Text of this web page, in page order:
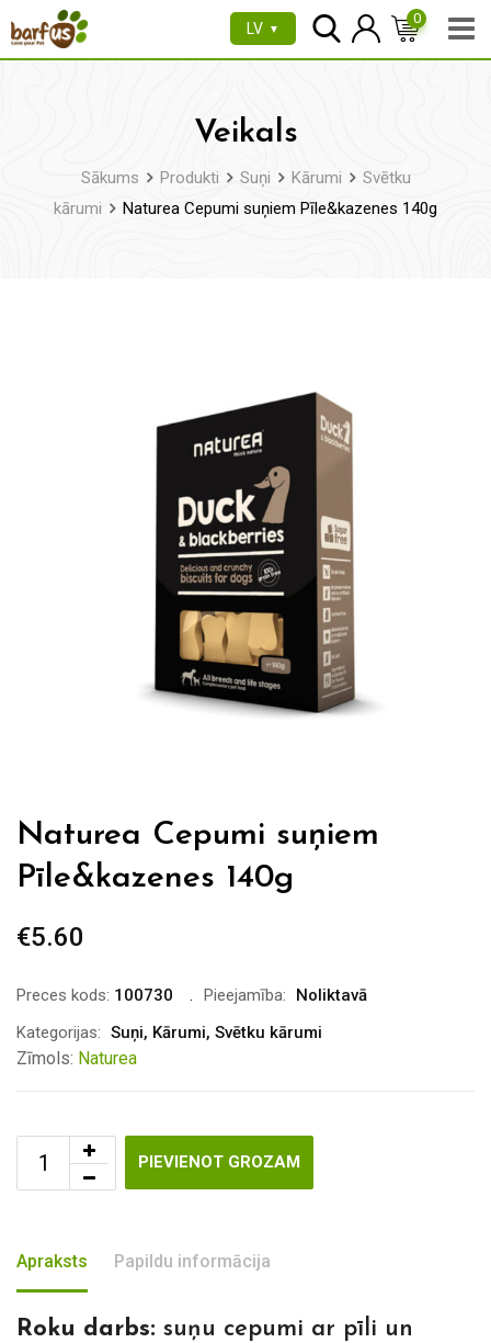
uz
LV ▼
0
Veikals
Sākums Produkti Suņi Kārumi
Svētku
kārumi
Naturea Cepumi suņiem Pīle&kazenes 140g
Naturea Cepumi suņiem
Pīle&kazenes 140g
€5.60
Preces kods: 100730 Pieejamība:
Noliktavā
Kategorijas: Suņi, Kārumi, Svētku kārumi
Zīmols: Naturea
PIEVIENOT GROZAM
Apraksts Papildu informācija
Roku darbs: suņu cepumi ar pīli un